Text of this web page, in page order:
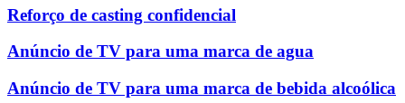
Reforço de casting confidencial
Anúncio de TV para uma marca de agua
Anúncio de TV para uma marca de bebida alcoólica